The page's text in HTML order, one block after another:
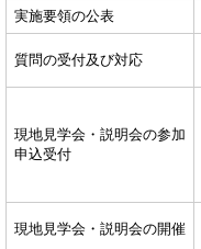
実施要領の公表
質問の受付及び対応
現地見学会・説明会の参加
申込受付
現地見学会・説明会の開催